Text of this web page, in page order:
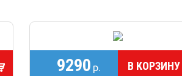
9290 р. В КОРЗИНУ